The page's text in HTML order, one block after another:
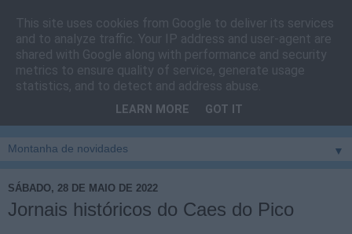
Cais do Pico
Blog sobre um pouco de tudo relacionado com a ilha
vila e ao concelho de São Roque do Pico
▼
SÁBADO, 28 DE MAIO DE 2022
Jornais históricos do Caes do Pico
This site uses cookies from Google to deliver its services
and to analyze traffic. Your IP address and user-agent are
shared with Google along with performance and security
metrics to ensure quality of service, generate usage
statistics, and to detect and address abuse.
LEARN MORE GOT IT